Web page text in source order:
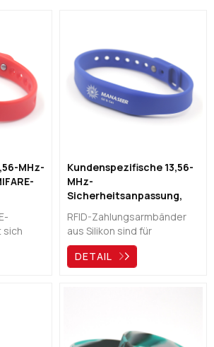
MHz-
sich
Kundenspezifische 13,56-
MHz-
Sicherheitsanpassung,
Silikon-RFID-Armbänder,
Hersteller
RFID-Zahlungsarmbänder
aus Silikon sind für
persönliche
Identifikationsanwendungen
Konzerte und
Freizeitstätten, Museen,
DETAIL